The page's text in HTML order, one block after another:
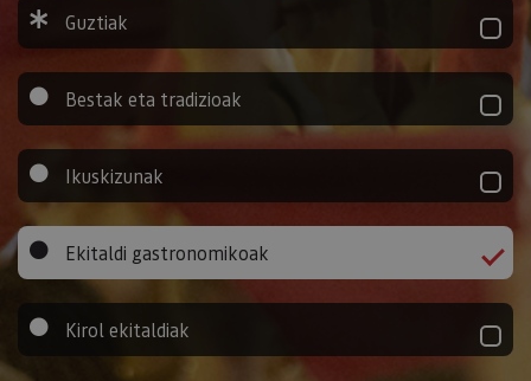
Guztiak
Bestak eta tradizioak
Ikuskizunak
Ekitaldi gastronomikoak
Kirol ekitaldiak